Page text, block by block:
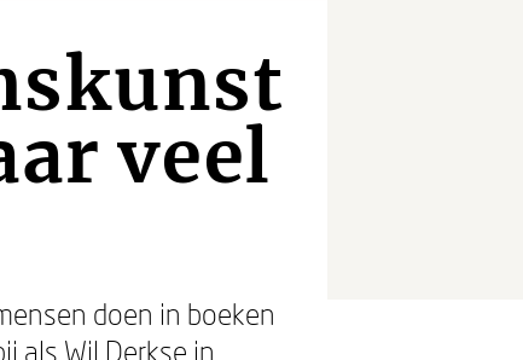
veel
doen in boeken
als Wil Derkse in